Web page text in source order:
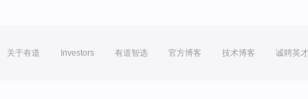
关于有道 Investors 有道智选 官方博客 技术博客 诚聘英才